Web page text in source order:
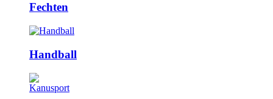
Fechten
Handball